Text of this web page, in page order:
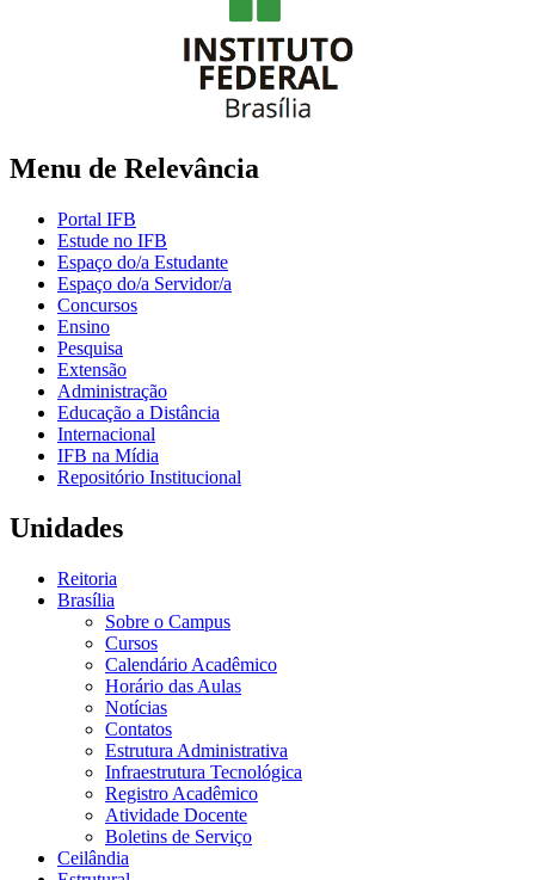
Menu de Relevância
Portal IFB
Estude no IFB
Espaço do/a Estudante
Espaço do/a Servidor/a
Concursos
Ensino
Pesquisa
Extensão
Administração
Educação a Distância
Internacional
IFB na Mídia
Repositório Institucional
Unidades
Reitoria
Brasília
Sobre o Campus
Cursos
Calendário Acadêmico
Horário das Aulas
Notícias
Contatos
Estrutura Administrativa
Infraestrutura Tecnológica
Registro Acadêmico
Atividade Docente
Boletins de Serviço
Ceilândia